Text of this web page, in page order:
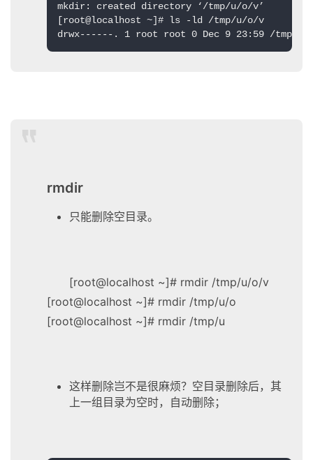
mkdir: created directory ‘/tmp/u/o/v’
[root@localhost ~]# ls -ld /tmp/u/o/v
drwx------. 1 root root 0 Dec 9 23:59 /tmp/u/
rmdir
只能删除空目录。
[root@localhost ~]# rmdir /tmp/u/o/v
[root@localhost ~]# rmdir /tmp/u/o
[root@localhost ~]# rmdir /tmp/u
这样删除岂不是很麻烦？空目录删除后，其
上一组目录为空时，自动删除；